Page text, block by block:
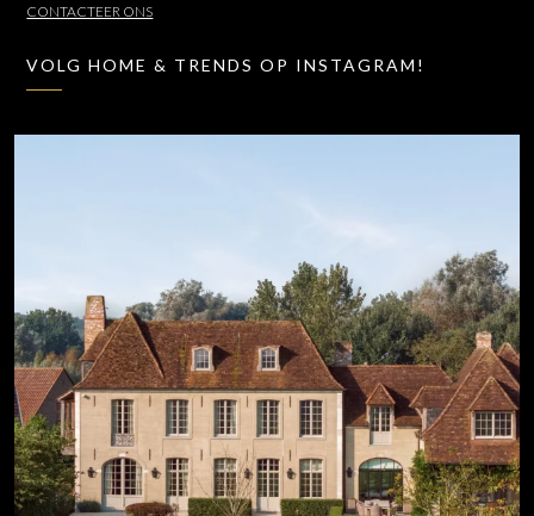
CONTACTEER ONS
VOLG HOME & TRENDS OP INSTAGRAM!